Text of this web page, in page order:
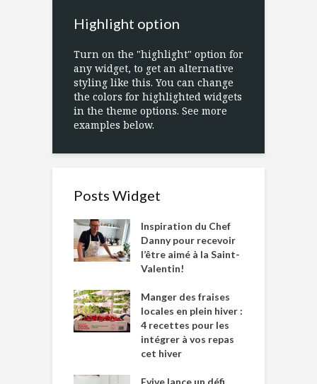
Highlight option
Turn on the "highlight" option for
any widget, to get an alternative
styling like this. You can change
the colors for highlighted widgets
in the theme options. See more
examples below.
Posts Widget
Inspiration du Chef
Danny pour recevoir
l’être aimé à la Saint-
Valentin!
Manger des fraises
locales en plein hiver :
4 recettes pour les
intégrer à vos repas
cet hiver
Evive lance un défi